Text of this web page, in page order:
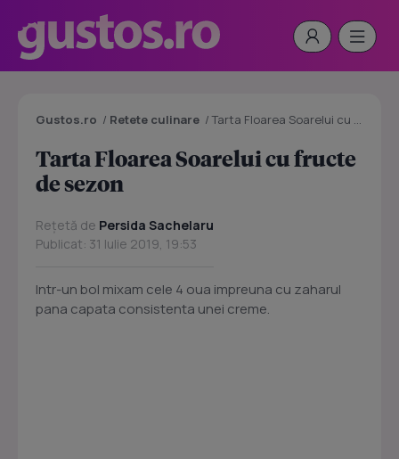
Gustos.ro / Retete culinare /Tarta Floarea Soarelui cu fructe de sezon
Tarta Floarea Soarelui cu fructe
de sezon
Rețetă de Persida Sachelaru
Publicat: 31 Iulie 2019, 19:53
Intr-un bol mixam cele 4 oua impreuna cu zaharul
pana capata consistenta unei creme.